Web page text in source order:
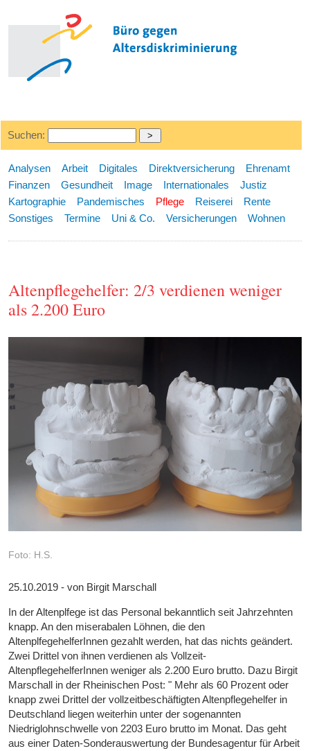
Suchen:
Analysen Arbeit Digitales Direktversicherung
Ehrenamt
Finanzen
Gesundheit Image Internationales
Justiz
Kartographie
Pandemisches Pflege Reiserei
Rente
Sonstiges
Termine Uni & Co. Versicherungen Wohnen
Altenpflegehelfer: 2/3 verdienen weniger
als 2.200 Euro
Foto: H.S.
25.10.2019 - von Birgit Marschall
In der Altenplfege ist das Personal bekanntlich seit Jahrzehnten
knapp. An den miserabalen Löhnen, die den
AltenplfegehelferInnen gezahlt werden, hat das nichts geändert.
Zwei Drittel von ihnen verdienen als Vollzeit-
AltenpflegehelferInnen weniger als 2.200 Euro brutto. Dazu Birgit
Marschall in der Rheinischen Post: " Mehr als 60 Prozent oder
knapp zwei Drittel der vollzeitbeschäftigten Altenpflegehelfer in
Deutschland liegen weiterhin unter der sogenannten
Niedriglohnschwelle von 2203 Euro brutto im Monat. Das geht
aus einer Daten-Sonderauswertung der Bundesagentur für Arbeit